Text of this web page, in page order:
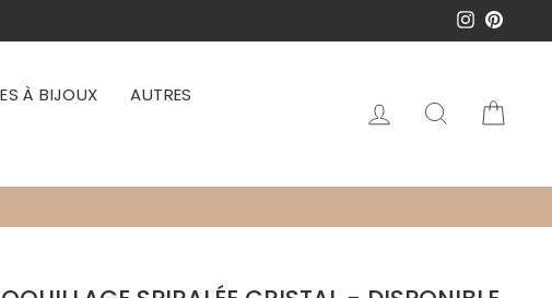
Instagram
À BIJOUX
AUTRES
Se connecter
Rechercher